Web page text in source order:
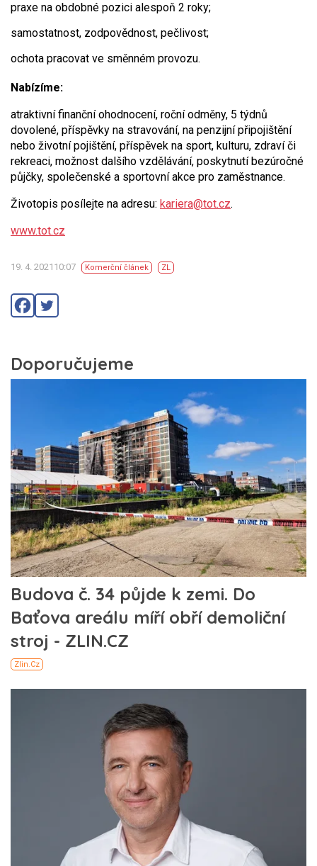
praxe na obdobné pozici alespoň 2 roky;
samostatnost, zodpovědnost, pečlivost;
ochota pracovat ve směnném provozu.
Nabízíme:
atraktivní finanční ohodnocení, roční odměny, 5 týdnů
dovolené, příspěvky na stravování, na penzijní připojištění
nebo životní pojištění, příspěvek na sport, kulturu, zdraví či
rekreaci, možnost dalšího vzdělávání, poskytnutí bezúročné
půjčky, společenské a sportovní akce pro zaměstnance.
Životopis posílejte na adresu: kariera@tot.cz.
www.tot.cz
19. 4. 202110:07 Komerční článek ZL